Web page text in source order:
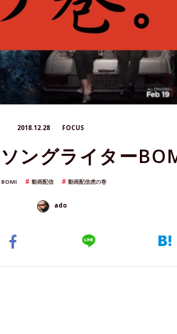
2018.12.28 FOCUS
ングライター
BOMI 動画配信 動画配信虎の巻
ado